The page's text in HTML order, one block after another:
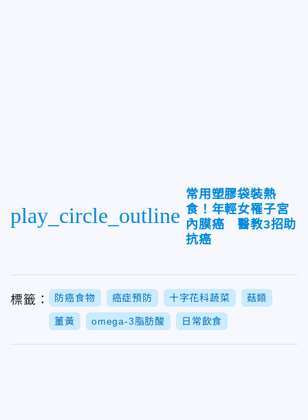
play_circle_outline
常用塑膠袋裝熱
食！年輕女罹子宮
內膜癌 醫教3招助
抗癌
標籤： 防癌食物 癌症預防 十字花科蔬菜 菇類
薑黃 omega-3脂肪酸 日常飲食